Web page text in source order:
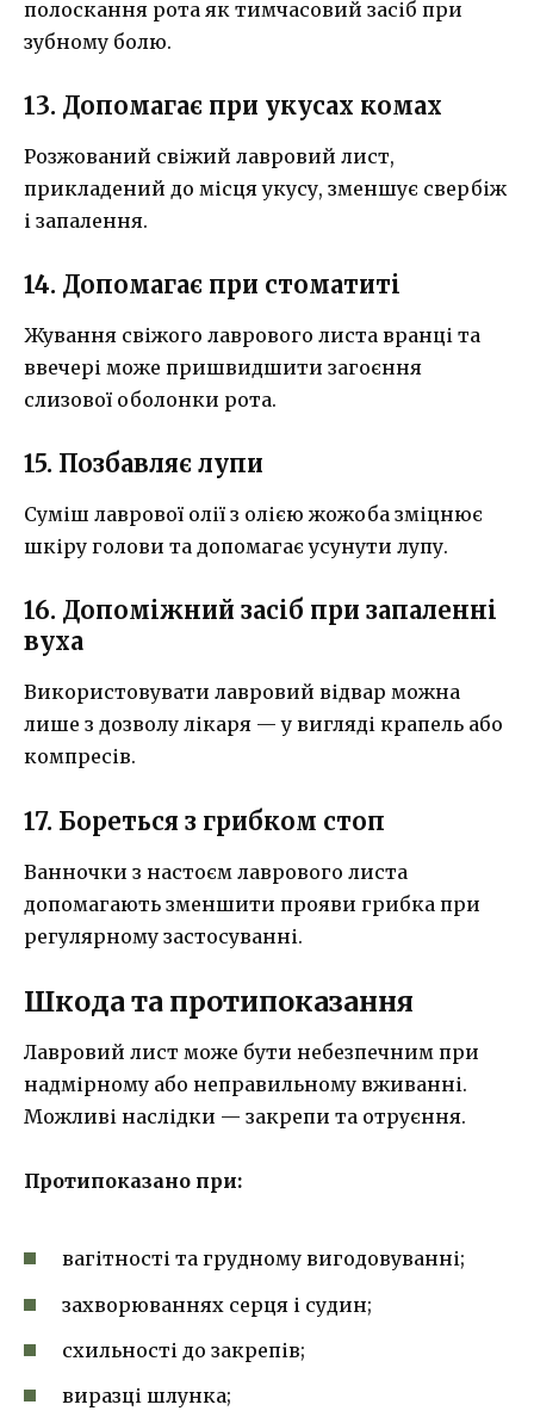
полоскання рота як тимчасовий засіб при
зубному болю.
13. Допомагає при укусах комах
Розжований свіжий лавровий лист,
прикладений до місця укусу, зменшує свербіж
і запалення.
14. Допомагає при стоматиті
Жування свіжого лаврового листа вранці та
ввечері може пришвидшити загоєння
слизової оболонки рота.
15. Позбавляє лупи
Суміш лаврової олії з олією жожоба зміцнює
шкіру голови та допомагає усунути лупу.
16. Допоміжний засіб при запаленні
вуха
Використовувати лавровий відвар можна
лише з дозволу лікаря — у вигляді крапель або
компресів.
17. Бореться з грибком стоп
Ванночки з настоєм лаврового листа
допомагають зменшити прояви грибка при
регулярному застосуванні.
Шкода та протипоказання
Лавровий лист може бути небезпечним при
надмірному або неправильному вживанні.
Можливі наслідки — закрепи та отруєння.
Протипоказано при:
вагітності та грудному вигодовуванні;
захворюваннях серця і судин;
схильності до закрепів;
виразці шлунка;